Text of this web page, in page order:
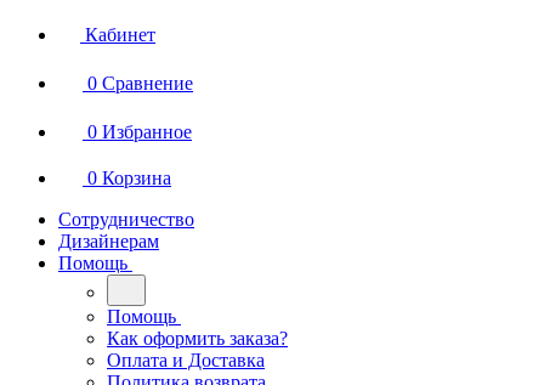
Кабинет
0 Сравнение
0 Избранное
0 Корзина
Сотрудничество
Дизайнерам
Помощь
Помощь
Как оформить заказа?
Оплата и Доставка